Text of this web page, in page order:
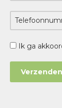
Ik ga